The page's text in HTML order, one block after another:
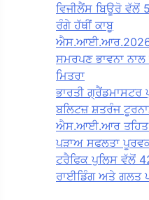
ਵਿਜੀਲੈਂਸ ਬਿਊਰੋ ਵੱਲੋਂ
ਰੰਗੇ ਹੱਥੀਂ ਕਾਬੂ
ਐਸ.ਆਈ.ਆਰ.2026
ਸਮਰਪਣ ਭਾਵਨਾ
ਮਿਤਰਾ
ਭਾਰਤੀ
ਬਲਿਟਜ਼ ਸ਼ਤਰੰਜ
ਐਸ.ਆਈ.ਆਰ ਤਹਿਤ
ਪੜਾਅ ਸਫਲਤਾ
ਟਰੈਫਿਕ ਪੁਲਿਸ ਵੱਲੋਂ
ਰਾਈਡਿੰਗ ਅਤੇ ਗਲਤ